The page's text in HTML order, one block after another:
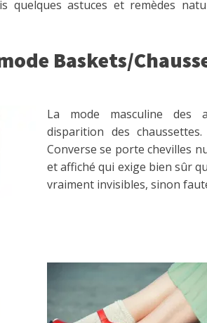
quelques astuces et remèdes
Baskets/
La mode masculine des
disparition des
Converse se porte chevilles
et affiché qui exige bien sûr
vraiment invisibles, sinon